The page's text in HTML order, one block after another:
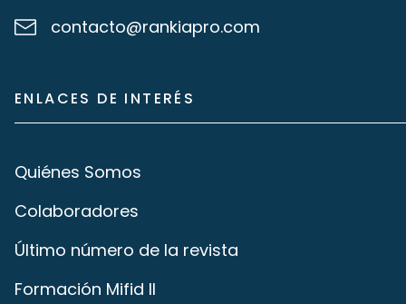
contacto@rankiapro.com
ENLACES DE INTERÉS
Quiénes Somos
Colaboradores
Último número de la revista
Formación Mifid II